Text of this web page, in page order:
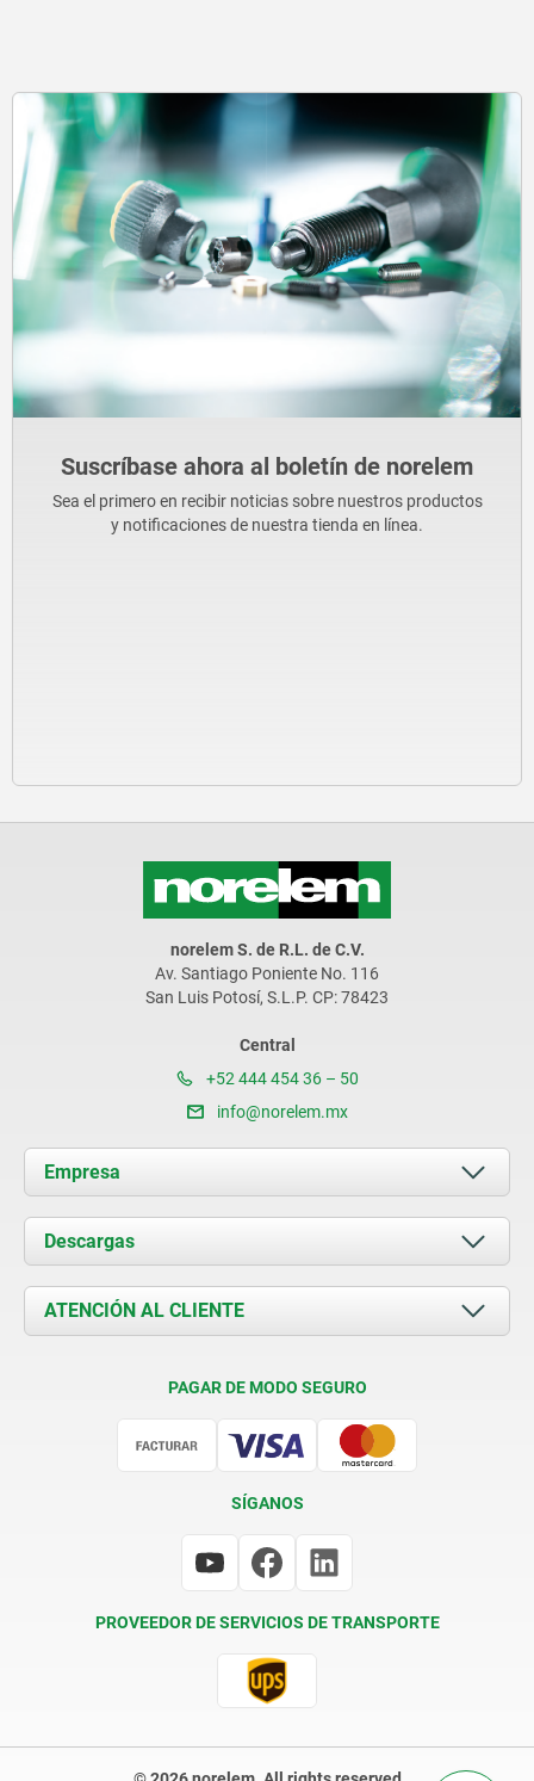
Suscríbase ahora al boletín de norelem
Sea el primero en recibir noticias sobre nuestros productos
y notificaciones de nuestra tienda en línea.
norelem S. de R.L. de C.V.
Av. Santiago Poniente No. 116
San Luis Potosí, S.L.P. CP: 78423
Central
+52 444 454 36 – 50
info@norelem.mx
Empresa
Acerca de nosotros
Novedades
Contacto
Descargas
Documents
ATENCIÓN AL CLIENTE
PAGAR DE MODO SEGURO
SÍGANOS
PROVEEDOR DE SERVICIOS DE TRANSPORTE